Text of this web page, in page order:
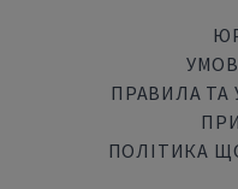
ПРАВИЛА
ПОЛІТИКА